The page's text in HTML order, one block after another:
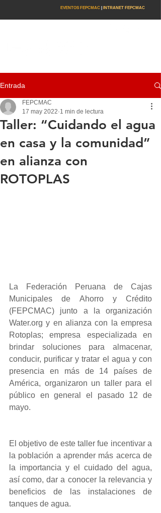
EVENTOS FEPCMAC INTRANET FEPCMAC
Entrada
Taller: “Cuidando el agua
en casa y la comunidad”
en alianza con
ROTOPLAS
FEPCMAC
17 may 2022 1 min de lectura
La Federación Peruana de Cajas
Municipales de Ahorro y Crédito
(FEPCMAC) junto a la organización
Water.org y en alianza con la empresa
Rotoplas; empresa especializada en
brindar soluciones para almacenar,
conducir, purificar y tratar el agua y con
presencia en más de 14 países de
América, organizaron un taller para el
público en general el pasado 12 de
mayo.
El objetivo de este taller fue incentivar a
la población a aprender más acerca de
la importancia y el cuidado del agua,
así como, dar a conocer la relevancia y
beneficios de las instalaciones de
tanques de agua.